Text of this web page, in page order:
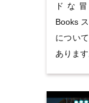
ドな
Books
につい
ありま